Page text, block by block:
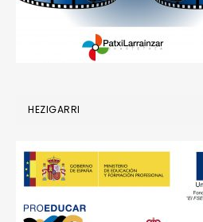
HEZIGARRI